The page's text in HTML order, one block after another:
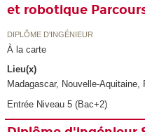
et robotique
DIPLÔME D'INGÉNIEUR
À la carte
Lieu(x)
Madagascar, Nouvelle-Aquitaine,
Entrée Niveau 5 (Bac+2)